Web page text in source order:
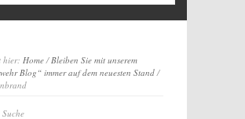
hier: Home/Bleiben Sie mit unserem
Blog“ immer auf dem neuesten Stand/